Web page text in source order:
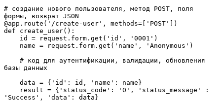
# создание нового пользователя, метод POST, поля
формы, возврат JSON
@app.route('/create-user', methods=['POST'])
def create_user():
базы данных
'Success', 'data': data}